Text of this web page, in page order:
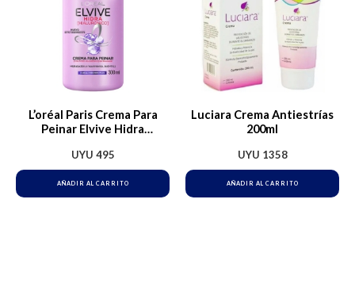
L’oréal Paris Crema Para
Peinar Elvive Hidra
Intensa Hasta Por 72h, Ideal
Para Cabello Deshidratado
UYU 495
AÑADIR AL CARRITO
Luciara Crema Antiestrías
200ml
UYU 1358
AÑADIR AL CARRITO